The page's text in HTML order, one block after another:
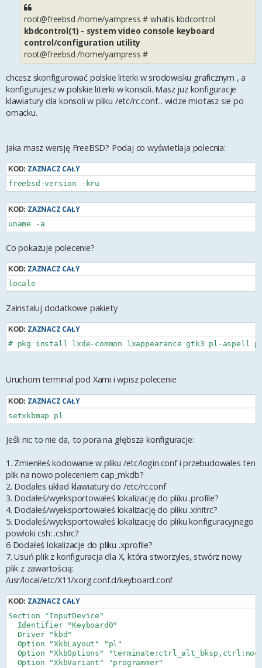
root@freebsd /home/yampress # whatis kbdcontrol
kbdcontrol(1) - system video console keyboard
control/configuration utility
root@freebsd /home/yampress #
chcesz skonfigurować polskie literki w srodowisku graficznym , a
konfigurujesz w polskie literki w konsoli. Masz juz konfiguracje
klawiatury dla konsoli w pliku /etc/rc.conf... widze miotasz sie po
omacku.
Jaka masz wersję FreeBSD? Podaj co wyświetlaja polecnia:
KOD: ZAZNACZ CAŁY
KOD: ZAZNACZ CAŁY
Co pokazuje polecenie?
KOD: ZAZNACZ CAŁY
Zainstaluj dodatkowe pakiety
KOD: ZAZNACZ CAŁY
Uruchom terminal pod Xami i wpisz polecenie
KOD: ZAZNACZ CAŁY
Jeśli nic to nie da, to pora na głębsza konfiguracje:
1. Zmieniłeś kodowanie w pliku /etc/login.conf i przebudowales ten
plik na nowo poleceniem cap_mkdb?
2. Dodałes układ klawiatury do /etc/rc.conf
3. Dodałeś/wyeksportowałeś lokalizację do pliku .profile?
4. Dodałeś/wyeksportowałeś lokalizację do pliku .xinitrc?
5. Dodałeś/wyeksportowałeś lokalizację do pliku konfiguracyjnego
powłoki csh: .cshrc?
6 Dodałeś lokalizacje do pliku .xprofile?
7. Usuń plik z konfiguracja dla X, która stworzyles, stwórz nowy
plik z zawartością:
/usr/local/etc/X11/xorg.conf.d/keyboard.conf
KOD: ZAZNACZ CAŁY
Section "InputDevice"
  Identifier "Keyboard0"
  Driver "kbd"
  Option "XkbLayout" "pl"
Option "XkbOptions"
  Option "XkbVariant" "programmer"